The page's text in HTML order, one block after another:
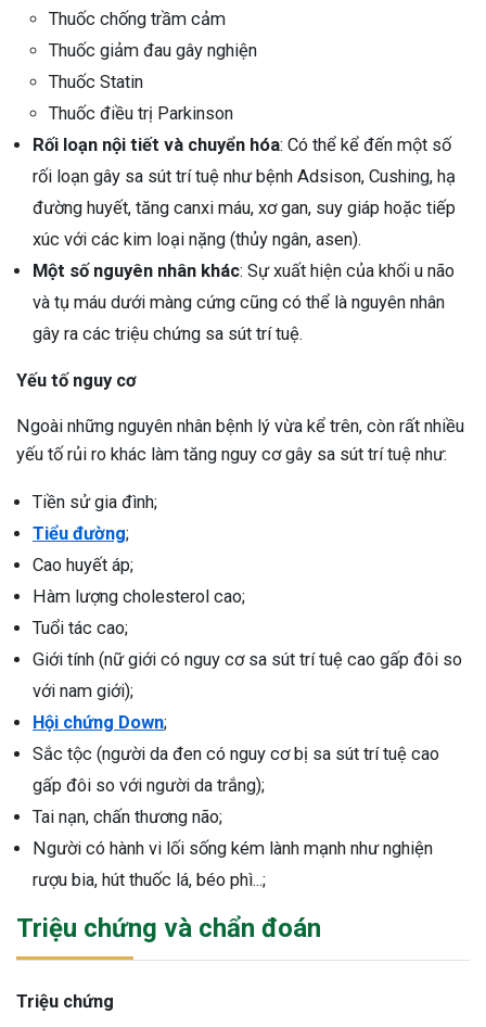
Thuốc chống trầm cảm
Thuốc giảm đau gây nghiện
Thuốc Statin
Thuốc điều trị Parkinson
Rối loạn nội tiết và chuyển hóa: Có thể kể đến một số
rối loạn gây sa sút trí tuệ như bệnh Adsison, Cushing, hạ
đường huyết, tăng canxi máu, xơ gan, suy giáp hoặc tiếp
xúc với các kim loại nặng (thủy ngân, asen).
Một số nguyên nhân khác: Sự xuất hiện của khối u não
và tụ máu dưới màng cứng cũng có thể là nguyên nhân
gây ra các triệu chứng sa sút trí tuệ.
Yếu tố nguy cơ
Ngoài những nguyên nhân bệnh lý vừa kể trên, còn rất nhiều
yếu tố rủi ro khác làm tăng nguy cơ gây sa sút trí tuệ như:
Tiền sử gia đình;
Tiểu đường;
Cao huyết áp;
Hàm lượng cholesterol cao;
Tuổi tác cao;
Giới tính (nữ giới có nguy cơ sa sút trí tuệ cao gấp đôi so
với nam giới);
Hội chứng Down;
Sắc tộc (người da đen có nguy cơ bị sa sút trí tuệ cao
gấp đôi so với người da trắng);
Tai nạn, chấn thương não;
Người có hành vi lối sống kém lành mạnh như nghiện
rượu bia, hút thuốc lá, béo phì...;
Triệu chứng và chẩn đoán
Triệu chứng